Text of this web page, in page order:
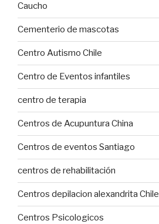
Caucho
Cementerio de mascotas
Centro Autismo Chile
Centro de Eventos infantiles
centro de terapia
Centros de Acupuntura China
Centros de eventos Santiago
centros de rehabilitación
Centros depilacion alexandrita Chile
Centros Psicologicos